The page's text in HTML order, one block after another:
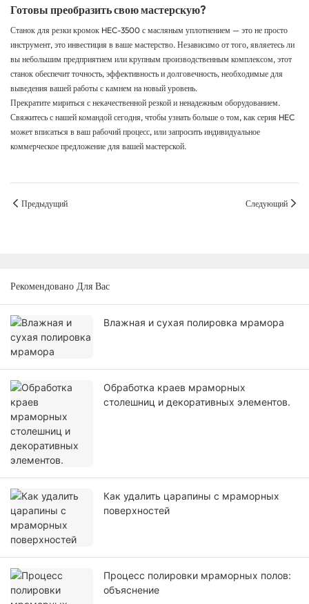
Готовы преобразить свою мастерскую?
Станок для резки кромок HEC-3500 с масляным уплотнением — это не просто
инструмент, это инвестиция в ваше мастерство. Независимо от того, являетесь ли
вы небольшим предприятием или крупным производственным комплексом, этот
станок обеспечит точность, эффективность и долговечность, необходимые для
выведения вашей работы с камнем на новый уровень.
Прекратите мириться с некачественной резкой и ненадежным оборудованием.
Свяжитесь с нашей командой сегодня, чтобы узнать больше о том, как серия HEC
может вписаться в ваш рабочий процесс, или запросить индивидуальное
коммерческое предложение для вашей мастерской.
Предыдущий Следующий
Рекомендовано Для Вас
Влажная и сухая полировка мрамора
Обработка краев мраморных
столешниц и декоративных элементов.
Как удалить царапины с мраморных
поверхностей
Процесс полировки мраморных полов:
объяснение